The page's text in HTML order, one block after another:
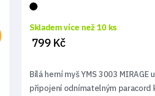
Skladem více než 10 ks
799 Kč
Bílá herní myš YMS 3003 MIRAGE
připojení odnímatelným paracord